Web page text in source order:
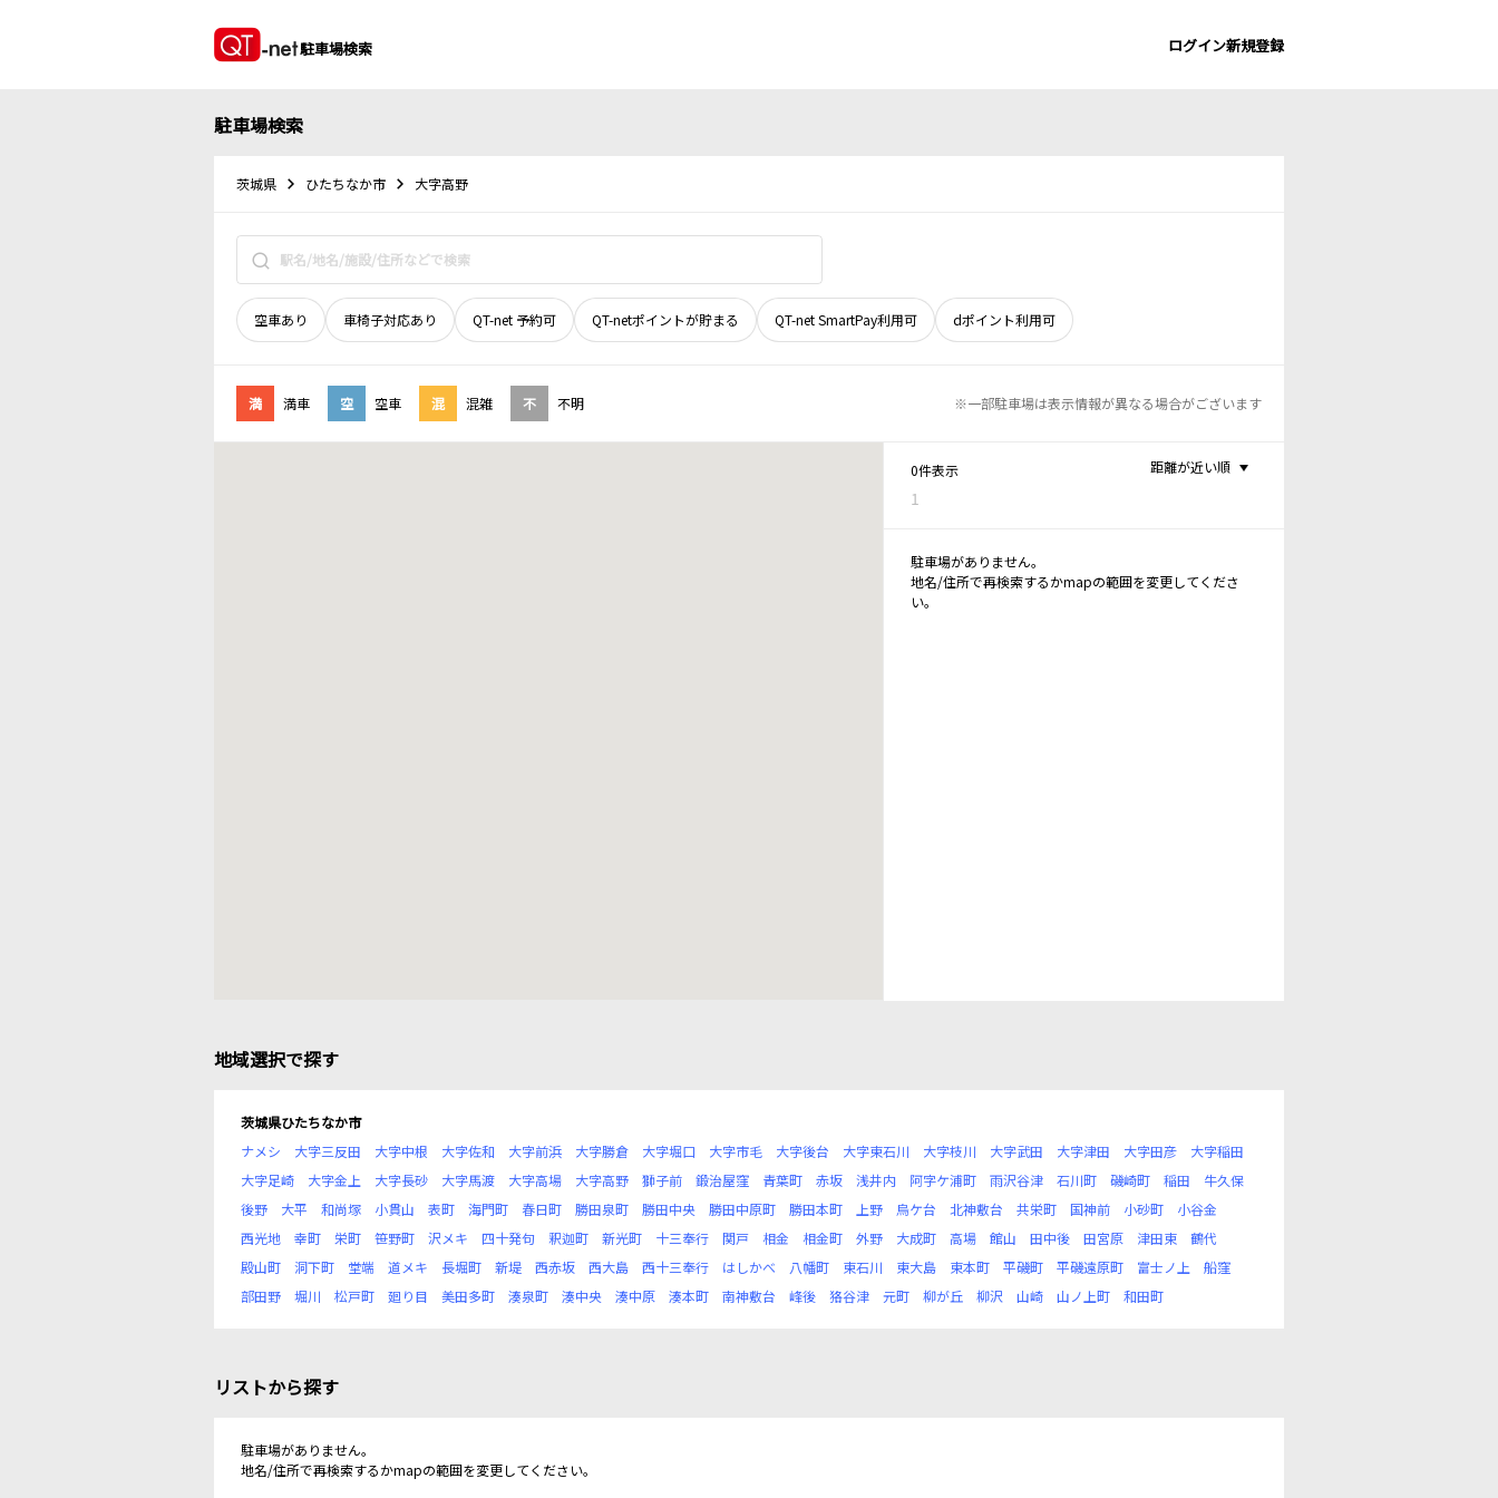
駐車場検索 ログイン新規登録
駐車場検索
茨城県 ひたちなか市 大字高野
空車あり 車椅子対応あり QT-net 予約可 QT-netポイントが貯まる QT-net SmartPay利用可 dポイント利用可
満 満車 空 空車 混 混雑 不 不明 ※一部駐車場は表示情報が異なる場合がございます
0件表示
1
距離が近い順
駐車場がありません。
地名/住所で再検索するかmapの範囲を変更してくださ
い。
地域選択で探す
茨城県ひたちなか市
ナメシ
大字三反田 大字中根 大字佐和 大字前浜 大字勝倉 大字堀口 大字市毛 大字後台 大字東石川 大字枝川 大字武田 大字津田 大字田彦
大字稲田
大字足崎
大字金上 大字長砂 大字馬渡 大字高場 大字高野 獅子前 鍛治屋窪 青葉町 赤坂 浅井内 阿字ケ浦町 雨沢谷津 石川町 磯崎町 稲田
牛久保
後野
大平 和尚塚 小貫山 表町 海門町 春日町 勝田泉町 勝田中央 勝田中原町 勝田本町 上野 烏ケ台 北神敷台 共栄町 国神前 小砂町
小谷金
西光地
幸町 栄町 笹野町 沢メキ 四十発句 釈迦町 新光町 十三奉行 関戸 相金 相金町 外野 大成町 高場 館山 田中後 田宮原 津田東
鶴代
殿山町
洞下町 堂端 道メキ 長堀町 新堤 西赤坂 西大島 西十三奉行 はしかべ 八幡町 東石川 東大島 東本町 平磯町 平磯遠原町 富士ノ上
船窪
部田野
堀川 松戸町 廻り目 美田多町 湊泉町 湊中央 湊中原 湊本町 南神敷台 峰後 狢谷津 元町 柳が丘 柳沢 山崎 山ノ上町 和田町
リストから探す
駐車場がありません。
地名/住所で再検索するかmapの範囲を変更してください。